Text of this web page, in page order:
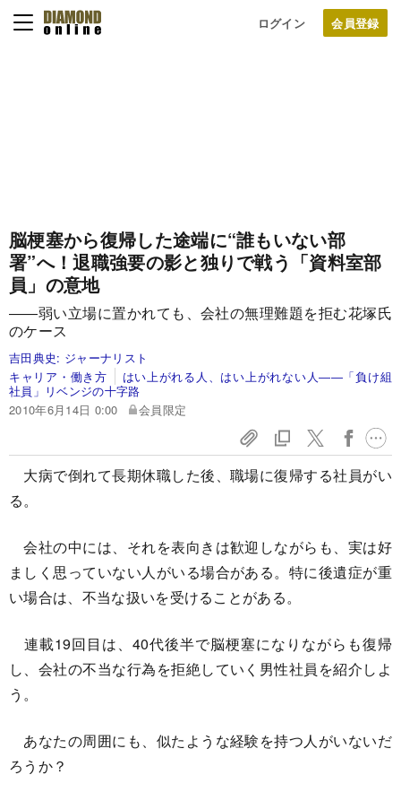
ログイン
脳梗塞から復帰した途端に“誰もいない部
署”へ！退職強要の影と独りで戦う「資料室部
員」の意地
――弱い立場に置かれても、会社の無理難題を拒む花塚氏
のケース
吉田典史: ジャーナリスト
キャリア・働き方
はい上がれる人、はい上がれない人――「負け組
社員」リベンジの十字路
2010年6月14日 0:00
会員限定
大病で倒れて長期休職した後、職場に復帰する社員がい
る。
会社の中には、それを表向きは歓迎しながらも、実は好
ましく思っていない人がいる場合がある。特に後遺症が重
い場合は、不当な扱いを受けることがある。
連載19回目は、40代後半で脳梗塞になりながらも復帰
し、会社の不当な行為を拒絶していく男性社員を紹介しよ
う。
あなたの周囲にも、似たような経験を持つ人がいないだ
ろうか？